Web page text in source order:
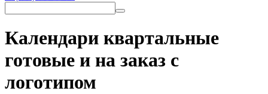
Календари квартальные
готовые и на заказ с
логотипом